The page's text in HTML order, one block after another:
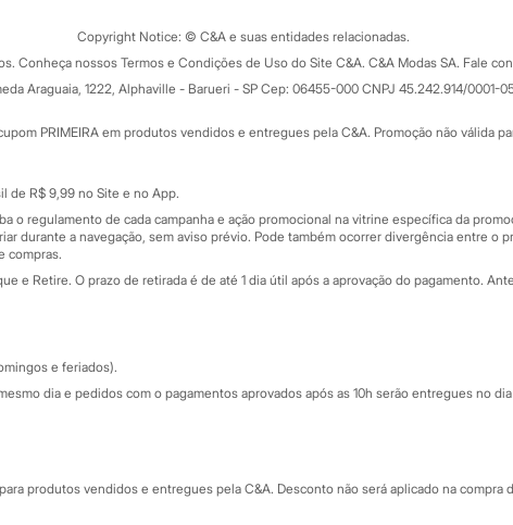
Formas de pagamento
Todas as vantagens
Minha C&A
Cupons de desconto
Copyright Notice: © C&A e suas entidades relacionadas.
Conheça nossos Termos e Condições de Uso do Site C&A. C&A Modas SA. Fale
Araguaia, 1222, Alphaville - Barueri - SP Cep: 06455-000 CNPJ 45.242.914/0001-
PRIMEIRA em produtos vendidos e entregues pela C&A. Promoção não válida
de R$ 9,99 no Site e no App.
o regulamento de cada campanha e ação promocional na vitrine específica da
durante a navegação, sem aviso prévio. Pode também ocorrer divergência entre
compras.
e Retire. O prazo de retirada é de até 1 dia útil após a aprovação do pagamento.
e feriados).
dia e pedidos com o pagamentos aprovados após as 10h serão entregues no
produtos vendidos e entregues pela C&A. Desconto não será aplicado na